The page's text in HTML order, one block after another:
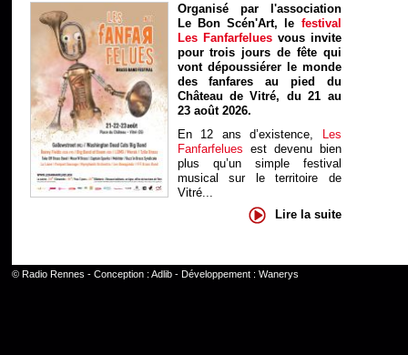
Organisé par l'association
Le Bon Scén'Art, le festival
Les Fanfarfelues vous invite
pour trois jours de fête qui
vont dépoussiérer le monde
des fanfares au pied du
Château de Vitré, du 21 au
23 août 2026.
En 12 ans d’existence, Les
Fanfarfelues est devenu bien
plus qu’un simple festival
musical sur le territoire de
Vitré...
Lire la suite
© Radio Rennes - Conception : Adlib- Développement : Wanerys